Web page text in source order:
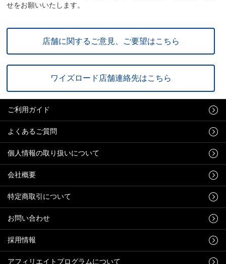
せをお願いいたします。
店舗に関するご意見、ご要望はこちら
ワイズロード店舗連絡先はこちら
ご利用ガイド
よくあるご質問
個人情報の取り扱いについて
会社概要
特定商取引について
お問い合わせ
採用情報
アフィリエイトプログラムについて